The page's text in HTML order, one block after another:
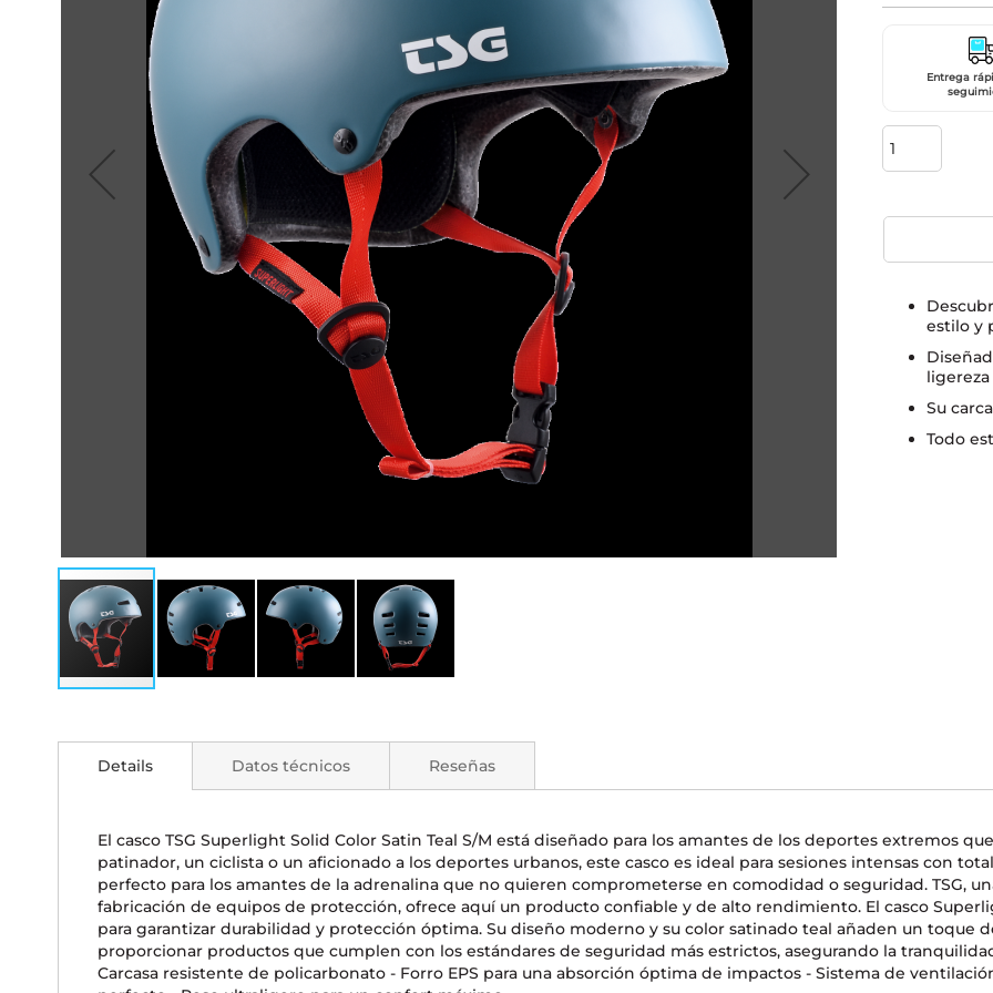
comienzo
imágenes
Entrega
estilo y
Su
Todo
Details
El casco TSG Superlight Solid Color Satin Teal S/M está diseñado para los amantes de los deportes extremos
patinador, un ciclista o un aficionado a los deportes urbanos, este casco es ideal para sesiones intensas con
perfecto para los amantes de la adrenalina que no quieren comprometerse en comodidad o seguridad. TSG,
fabricación de equipos de protección, ofrece aquí un producto confiable y de alto rendimiento. El casco
para garantizar durabilidad y protección óptima. Su diseño moderno y su color satinado teal añaden un toque
proporcionar productos que cumplen con los estándares de seguridad más estrictos, asegurando la
Carcasa resistente de policarbonato - Forro EPS para una absorción óptima de impactos - Sistema de
Datos técnicos Reseñas